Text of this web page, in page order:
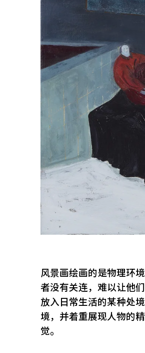
风景画绘画的是物理环
者没有关连，难以让他
放入日常生活的某种处
境，并着重展现人物的
觉。